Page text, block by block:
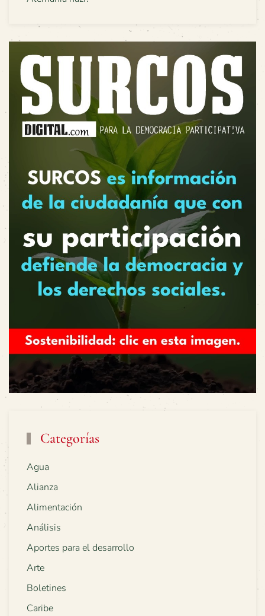
Categorías
Agua
Alianza
Alimentación
Análisis
Aportes para el desarrollo
Arte
Boletines
Caribe